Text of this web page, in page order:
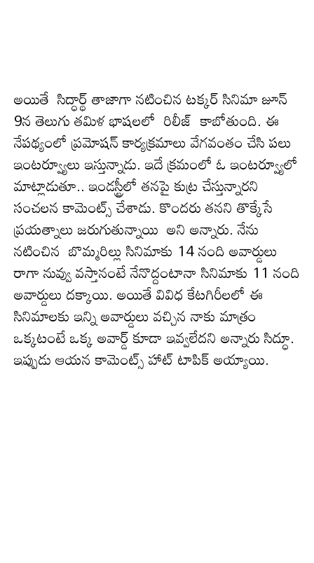
అయితే సిద్ధార్థ్ తాజాగా నటించిన టక్కర్ సినిమా జూన్
9న తెలుగు తమిళ భాషలలో రిలీజ్ కాబోతుంది. ఈ
నేపథ్యంలో ప్ర‌మోష‌న్ కార్యక్ర‌మాలు వేగవంతం చేసి ప‌లు
ఇంట‌ర్వ్యూలు ఇస్తున్నాడు. ఇదే క్ర‌మంలో ఓ ఇంట‌ర్వ్యూలో
మాట్లాడుతూ.. ఇండ‌స్ట్రీలో త‌న‌పై కుట్ర చేస్తున్నార‌ని
సంచ‌ల‌న కామెంట్స్ చేశాడు. కొంద‌రు తనని తొక్కేసే
ప్రయత్నాలు జరుగుతున్నాయి అని అన్నారు. నేను
న‌టించిన‌ బొమ్మరిల్లు సినిమాకు 14 నంది అవార్డులు
రాగా నువ్వు వస్తానంటే నేనొద్దంటానా సినిమాకు 11 నంది
అవార్డులు ద‌క్కాయి. అయితే వివిధ కేటగిరీలలో ఈ
సినిమాలకు ఇన్ని అవార్డులు వచ్చిన నాకు మాత్రం
ఒక్క‌టంటే ఒక్క అవార్డ్ కూడా ఇవ్వ‌లేద‌ని అన్నారు సిద్ధూ.
ఇప్పుడు ఆయ‌న కామెంట్స్ హాట్ టాపిక్ అయ్యాయి.